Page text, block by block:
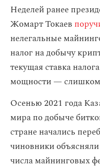
Неделей ранее
Жомарт Токаев
нелегальные
налог на добычу
текущая ставка
мощности —
Осенью 2021 года
мира по добыче
стране начались
чиновники
числа майнинговых